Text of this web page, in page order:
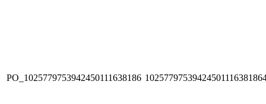
PO_1025779753942450111638186